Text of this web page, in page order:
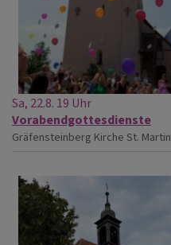
Sa, 22.8. 19 Uhr
Vorabendgottesdienste
Gräfensteinberg Kirche St. Martin